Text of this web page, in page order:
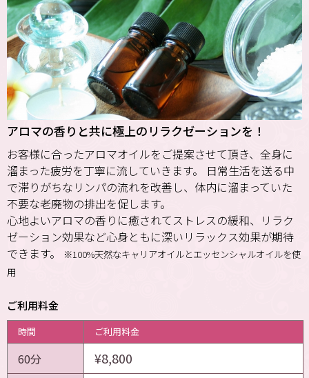
アロマの香りと共に極上のリラクゼーションを！
お客様に合ったアロマオイルをご提案させて頂き、全身に
溜まった疲労を丁寧に流していきます。 日常生活を送る中
で滞りがちなリンパの流れを改善し、体内に溜まっていた
不要な老廃物の排出を促します。
心地よいアロマの香りに癒されてストレスの緩和、リラク
ゼーション効果など心身ともに深いリラックス効果が期待
できます。
※100%天然なキャリアオイルとエッセンシャルオイルを使
用
ご利用料金
時間 ご利用料金
60分 ¥8,800